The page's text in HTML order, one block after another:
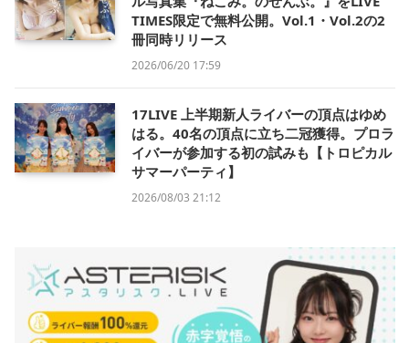
TIMES限定で無料公開。Vol.1・Vol.2の2
冊同時リリース
2026/06/20 17:59
17LIVE 上半期新人ライバーの頂点はゆめ
はる。40名の頂点に立ち二冠獲得。プロラ
イバーが参加する初の試みも【トロピカル
サマーパーティ】
2026/08/03 21:12